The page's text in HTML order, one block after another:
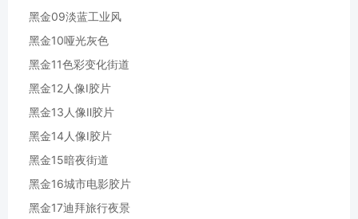
黑金09淡蓝工业风
黑金10哑光灰色
黑金11色彩变化街道
黑金12人像I胶片
黑金13人像Ⅱ胶片
黑金14人像I胶片
黑金15暗夜街道
黑金16城市电影胶片
黑金17迪拜旅行夜景